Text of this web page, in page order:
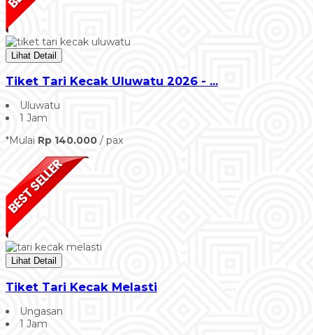
Lihat Detail
Tiket Tari Kecak Uluwatu 2026 - ...
Uluwatu
1 Jam
*Mulai Rp 140.000 / pax
Lihat Detail
Tiket Tari Kecak Melasti
Ungasan
1 Jam